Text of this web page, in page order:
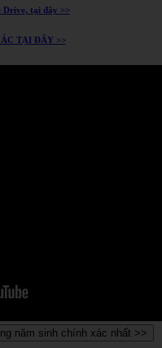
Drive, tại đây >>
TẠI ĐÂY >>